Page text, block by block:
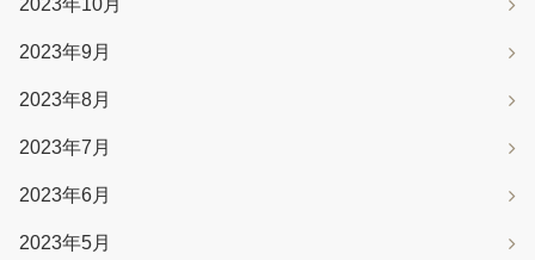
2023年9月
2023年8月
2023年7月
2023年6月
2023年5月